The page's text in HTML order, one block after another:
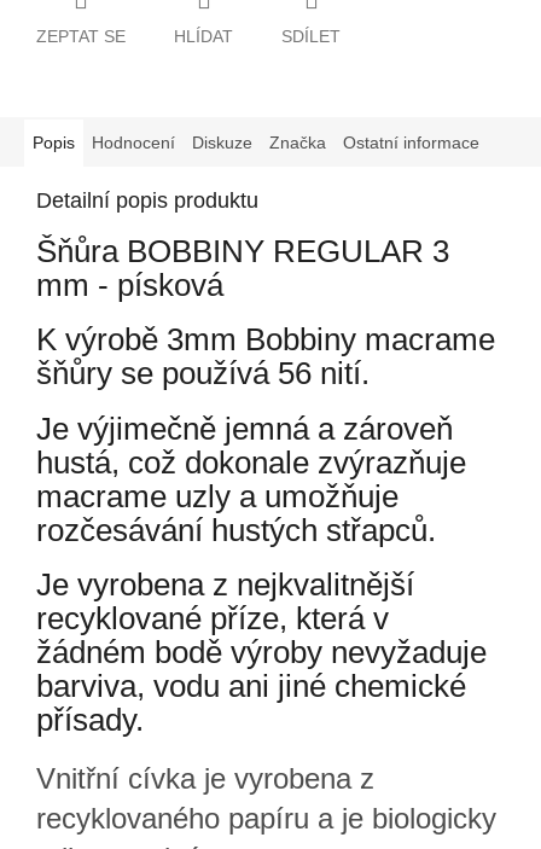
ZEPTAT SE HLÍDAT SDÍLET
Popis Hodnocení Diskuze Značka Ostatní informace
Detailní popis produktu
Šňůra BOBBINY REGULAR 3
mm - písková
K výrobě 3mm Bobbiny macrame
šňůry se používá 56 nití.
Je výjimečně jemná a zároveň
hustá, což dokonale zvýrazňuje
macrame uzly a umožňuje
rozčesávání hustých střapců.
Je vyrobena z nejkvalitnější
recyklované příze, která v
žádném bodě výroby nevyžaduje
barviva, vodu ani jiné chemické
přísady.
Vnitřní cívka je vyrobena z
recyklovaného papíru a je biologicky